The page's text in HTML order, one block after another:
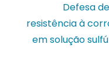
Defesa
resistência à
em solução